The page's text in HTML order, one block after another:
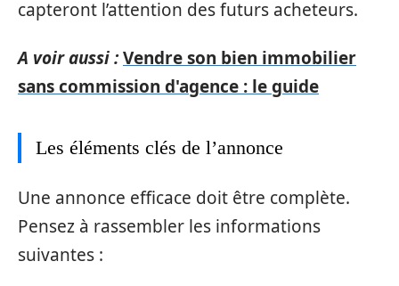
capteront l’attention des futurs acheteurs.
A voir aussi :Vendre son bien immobilier
sans commission d'agence : le guide
Les éléments clés de l’annonce
Une annonce efficace doit être complète.
Pensez à rassembler les informations
suivantes :